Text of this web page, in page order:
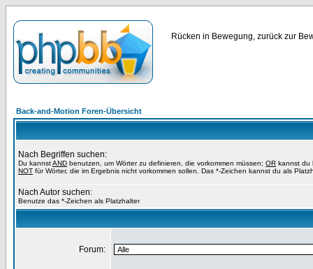
Rücken in Bewegung, zurück zur
Back-and-Motion Foren-Übersicht
Nach Begriffen suchen:
Du kannstAND benutzen, um Wörter zu definieren, die vorkommen müssen; OR kannst du
NOT für Wörter, die im Ergebnis nicht vorkommen sollen. Das *-Zeichen kannst du als
Nach Autor suchen:
Benutze das *-Zeichen als Platzhalter
Forum: